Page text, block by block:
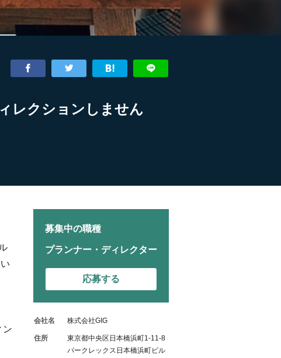
レクションしません
ン
募集中の職種
プランナー・ディレクター
応募する
会社名 株式会社GIG
住所
東京都中央区日本橋浜町1-11-8
パークレックス日本橋浜町ビル